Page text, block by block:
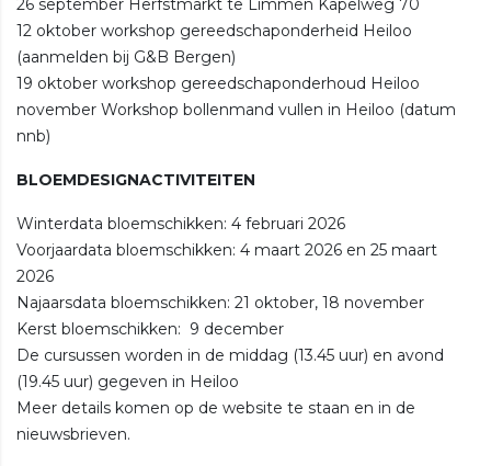
26 september Herfstmarkt te Limmen Kapelweg 70
12 oktober workshop gereedschaponderheid Heiloo
(aanmelden bij G&B Bergen)
19 oktober workshop gereedschaponderhoud Heiloo
november Workshop bollenmand vullen in Heiloo (datum
nnb)
BLOEMDESIGNACTIVITEITEN
Winterdata bloemschikken: 4 februari 2026
Voorjaardata bloemschikken: 4 maart 2026 en 25 maart
2026
Najaarsdata bloemschikken: 21 oktober, 18 november
Kerst bloemschikken: 9 december
De cursussen worden in de middag (13.45 uur) en avond
(19.45 uur) gegeven in Heiloo
Meer details komen op de website te staan en in de
nieuwsbrieven.